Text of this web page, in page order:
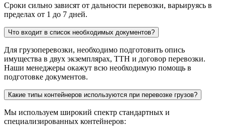
Сроки сильно зависят от дальности перевозки, варьируясь в
пределах от 1 до 7 дней.
Что входит в список необходимых документов?
Для грузоперевозки, необходимо подготовить опись
имущества в двух экземплярах, ТТН и договор перевозки.
Наши менеджеры окажут всю необходимую помощь в
подготовке документов.
Какие типы контейнеров используются при перевозке грузов?
Мы используем широкий спектр стандартных и
специализированных контейнеров: